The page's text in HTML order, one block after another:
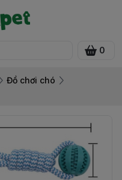
0
Đồ chơi chó